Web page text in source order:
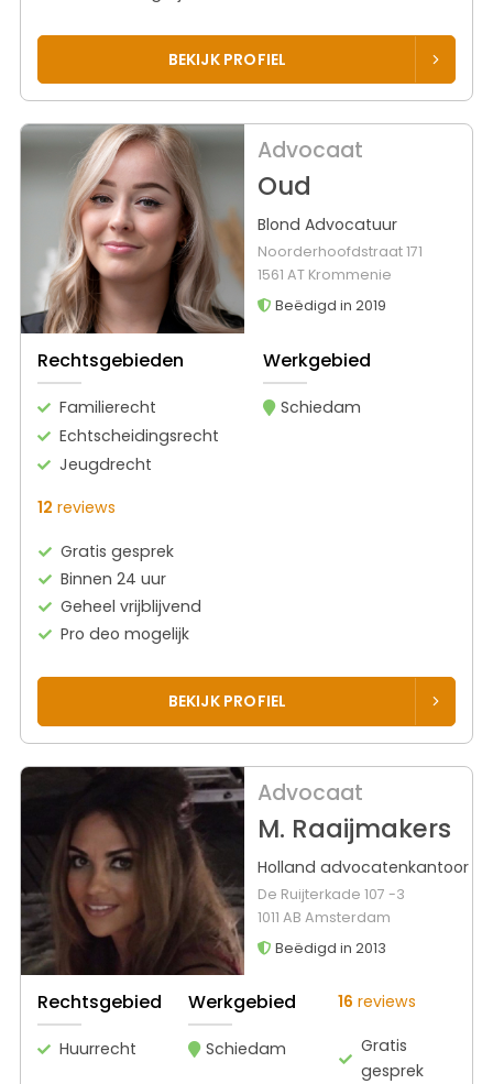
BEKIJK PROFIEL
Advocaat
Oud
Blond Advocatuur
Noorderhoofdstraat 171
1561 AT Krommenie
Beëdigd in 2019
Rechtsgebieden
Familierecht
Echtscheidingsrecht
Jeugdrecht
Werkgebied
Schiedam
12 reviews
Gratis gesprek
Binnen 24 uur
Geheel vrijblijvend
Pro deo mogelijk
BEKIJK PROFIEL
Advocaat
M. Raaijmakers
Holland advocatenkantoor
De Ruijterkade 107 -3
1011 AB Amsterdam
Beëdigd in 2013
Rechtsgebied
Huurrecht
Werkgebied
Schiedam
16 reviews
Gratis
gesprek